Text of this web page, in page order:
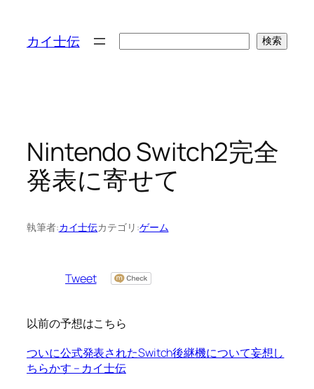
カイ士伝 検索
Nintendo Switch2完全
発表に寄せて
執筆者:カイ士伝カテゴリ:ゲーム
Tweet
以前の予想はこちら
ついに公式発表されたSwitch後継機について妄想し
ちらかす – カイ士伝